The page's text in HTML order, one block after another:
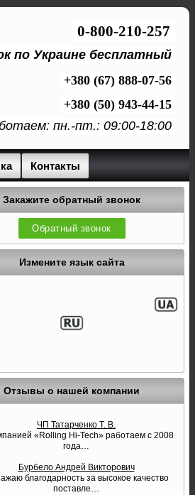
0-800-210-257
по Украине бесплатный
+380 (67) 888-07-56
+380 (50) 943-44-15
пн.-пт.: 09:00-18:00
Контакты
Закажите обратный звонок
Обратный звонок
Измените язык сайта
Отзывы о нашей компании
ЧП Татарченко Т. В.
«Rolling Hi-Tech» работаем с 2008
года…
Бурбело Андрей Викторович
благодарность за высокое качество
поставле…